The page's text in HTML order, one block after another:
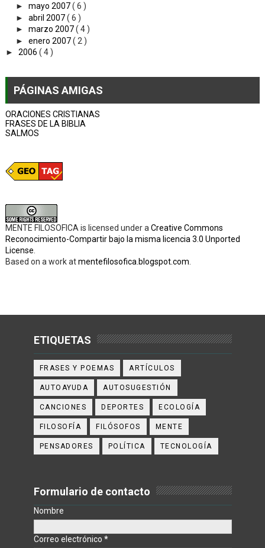
► mayo 2007( 6 )
► abril 2007( 6 )
► marzo 2007( 4 )
► enero 2007( 2 )
► 2006 ( 4 )
PÁGINAS AMIGAS
ORACIONES CRISTIANAS
FRASES DE LA BIBLIA
SALMOS
MENTE FILOSOFICA is licensed under a Creative Commons
Reconocimiento-Compartir bajo la misma licencia 3.0 Unported
License
Based on a work atmentefilosofica.blogspot.com
ETIQUETAS
FRASES Y POEMAS ARTÍCULOS
AUTOAYUDA AUTOSUGESTIÓN
CANCIONES DEPORTES ECOLOGÍA
FILOSOFÍA FILÓSOFOS MENTE
PENSADORES POLÍTICA TECNOLOGÍA
Formulario de contacto
Nombre
Correo electrónico *